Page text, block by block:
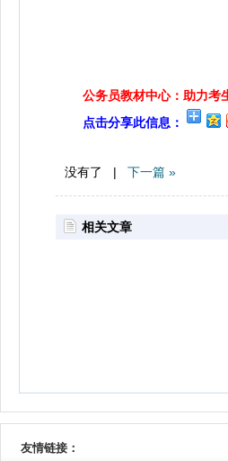
公务员教材中心：助力考
点击分享此信息：
没有了 | 下一篇 »
相关文章
友情链接：